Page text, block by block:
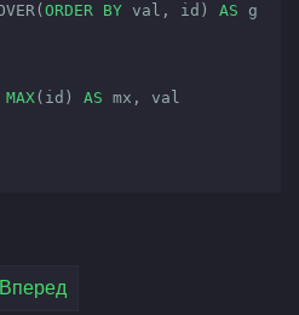
OVER(
ORDER BY val, id) AS g
MAX(id) AS